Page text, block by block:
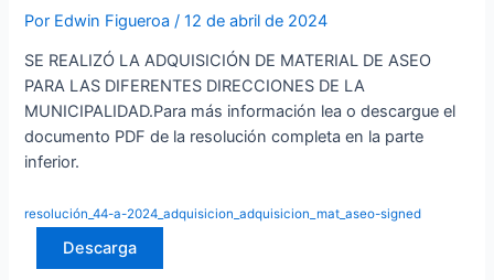
Por Edwin Figueroa/12 de abril de 2024
SE REALIZÓ LA ADQUISICIÓN DE MATERIAL DE ASEO
PARA LAS DIFERENTES DIRECCIONES DE LA
MUNICIPALIDAD.Para más información lea o descargue el
documento PDF de la resolución completa en la parte
inferior.
resolución_44-a-2024_adquisicion_adquisicion_mat_aseo-signed
Descarga